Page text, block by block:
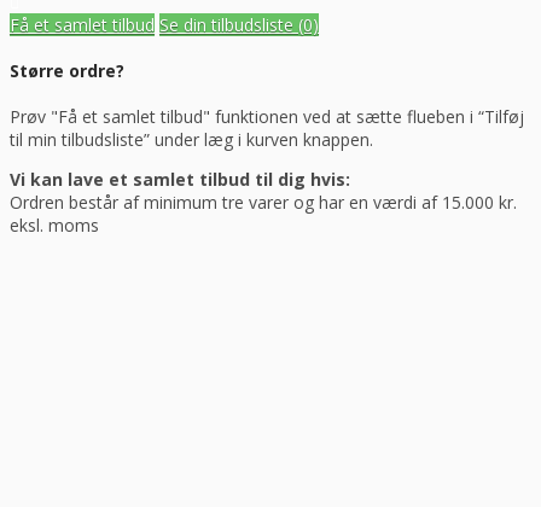
Få et samlet tilbud Se din tilbudsliste (0)
Større ordre?
Prøv "Få et samlet tilbud" funktionen ved at sætte flueben i “Tilføj
til min tilbudsliste” under læg i kurven knappen.
Vi kan lave et samlet tilbud til dig hvis:
Ordren består af minimum tre varer og har en værdi af 15.000 kr.
eksl. moms